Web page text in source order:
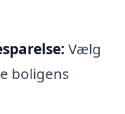
Vælg
boligens